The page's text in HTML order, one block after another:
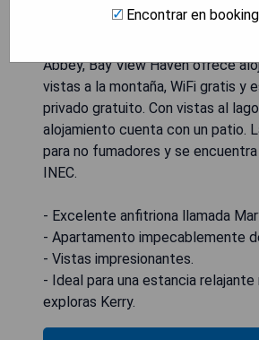
Abbey, Bay View Haven ofrece
vistas a la montaña, WiFi gratis y
privado gratuito. Con vistas al
alojamiento cuenta con un patio.
para no fumadores y se
INEC.
- Excelente anfitriona llamada
- Apartamento impecablemente
- Vistas impresionantes.
- Ideal para una estancia relajante
exploras Kerry.
Encontrar en